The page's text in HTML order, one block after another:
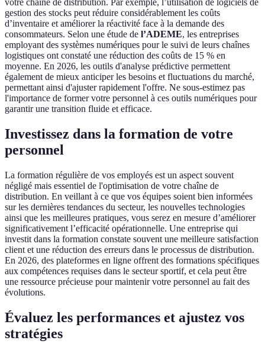
votre chaîne de distribution. Par exemple, l’utilisation de logiciels de
gestion des stocks peut réduire considérablement les coûts
d’inventaire et améliorer la réactivité face à la demande des
consommateurs. Selon une étude de l’ADEME, les entreprises
employant des systèmes numériques pour le suivi de leurs chaînes
logistiques ont constaté une réduction des coûts de 15 % en
moyenne. En 2026, les outils d'analyse prédictive permettent
également de mieux anticiper les besoins et fluctuations du marché,
permettant ainsi d'ajuster rapidement l'offre. Ne sous-estimez pas
l'importance de former votre personnel à ces outils numériques pour
garantir une transition fluide et efficace.
Investissez dans la formation de votre
personnel
La formation régulière de vos employés est un aspect souvent
négligé mais essentiel de l'optimisation de votre chaîne de
distribution. En veillant à ce que vos équipes soient bien informées
sur les dernières tendances du secteur, les nouvelles technologies
ainsi que les meilleures pratiques, vous serez en mesure d’améliorer
significativement l’efficacité opérationnelle. Une entreprise qui
investit dans la formation constate souvent une meilleure satisfaction
client et une réduction des erreurs dans le processus de distribution.
En 2026, des plateformes en ligne offrent des formations spécifiques
aux compétences requises dans le secteur sportif, et cela peut être
une ressource précieuse pour maintenir votre personnel au fait des
évolutions.
Évaluez les performances et ajustez vos
stratégies